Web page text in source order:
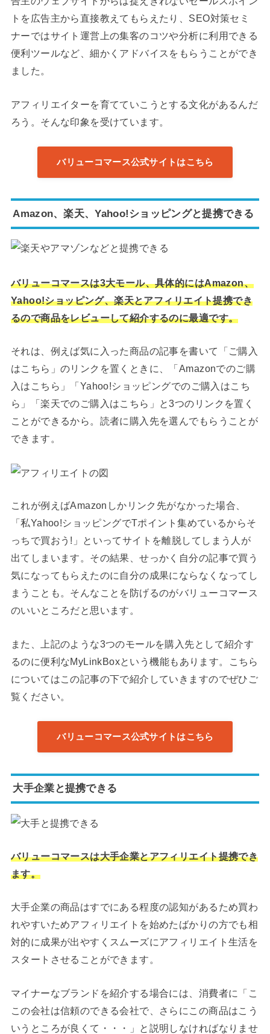
トを広告主から直接教えてもらえたり、SEO対策セミ
ナーではサイト運営上の集客のコツや分析に利用できる
便利ツールなど、細かくアドバイスをもらうことができ
ました。
アフィリエイターを育てていこうとする文化があるんだ
ろう。そんな印象を受けています。
バリューコマース公式サイトはこちら
Amazon、楽天、Yahoo!ショッピングと提携できる
バリューコマースは3大モール、具体的にはAmazon、
Yahoo!ショッピング、楽天とアフィリエイト提携でき
るので商品をレビューして紹介するのに最適です。
それは、例えば気に入った商品の記事を書いて「ご購入
はこちら」のリンクを置くときに、「Amazonでのご購
入はこちら」「Yahoo!ショッピングでのご購入はこち
ら」「楽天でのご購入はこちら」と3つのリンクを置く
ことができるから。読者に購入先を選んでもらうことが
できます。
これが例えばAmazonしかリンク先がなかった場合、
「私Yahoo!ショッピングでTポイント集めているからそ
っちで買おう!」といってサイトを離脱してしまう人が
出てしまいます。その結果、せっかく自分の記事で買う
気になってもらえたのに自分の成果にならなくなってし
まうことも。そんなことを防げるのがバリューコマース
のいいところだと思います。
また、上記のような3つのモールを購入先として紹介す
るのに便利なMyLinkBoxという機能もあります。こちら
についてはこの記事の下で紹介していきますのでぜひご
覧ください。
バリューコマース公式サイトはこちら
大手企業と提携できる
バリューコマースは大手企業とアフィリエイト提携でき
ます。
大手企業の商品はすでにある程度の認知があるため買わ
れやすいためアフィリエイトを始めたばかりの方でも相
対的に成果が出やすくスムーズにアフィリエイト生活を
スタートさせることができます。
マイナーなブランドを紹介する場合には、消費者に「こ
この会社は信頼のできる会社で、さらにこの商品はこう
いうところが良くて・・・」と説明しなければなりませ